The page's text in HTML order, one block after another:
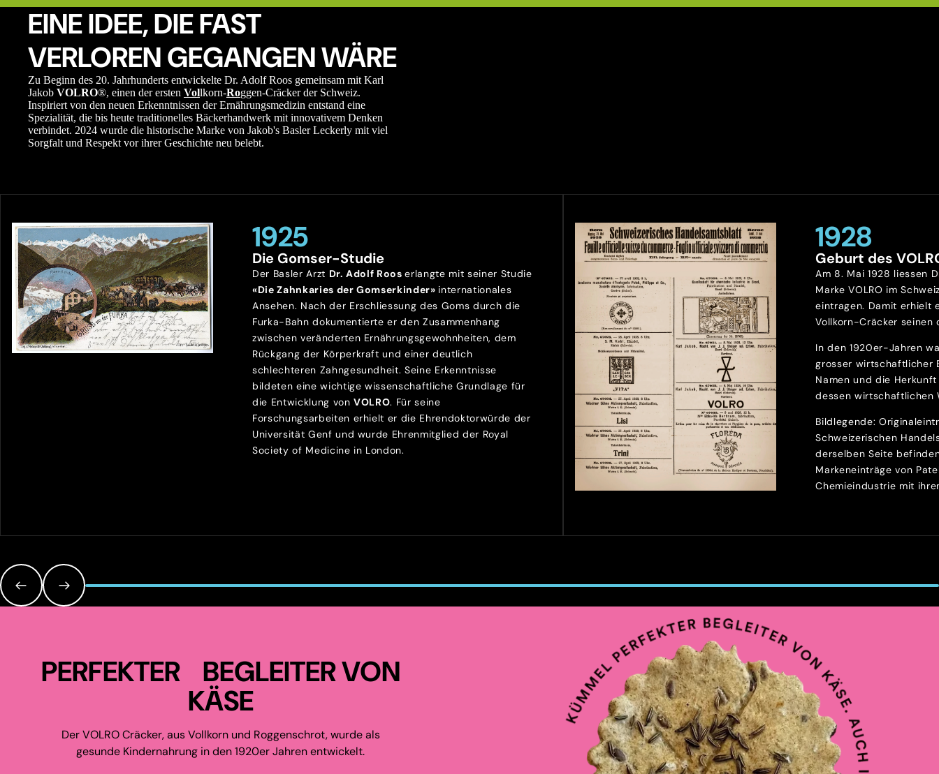
EINE IDEE, DIE FAST
VERLOREN GEGANGEN WÄRE
Zu Beginn des 20. Jahrhunderts entwickelte Dr. Adolf Roos gemeinsam mit Karl
Jakob VOLRO®, einen der ersten Vollkorn-Roggen-Cräcker der Schweiz.
Inspiriert von den neuen Erkenntnissen der Ernährungsmedizin entstand eine
Spezialität, die bis heute traditionelles Bäckerhandwerk mit innovativem Denken
verbindet. 2024 wurde die historische Marke von Jakob's Basler Leckerly mit viel
Sorgfalt und Respekt vor ihrer Geschichte neu belebt.
1925
Die Gomser-Studie
Der Basler Arzt Dr. Adolf Rooserlangte mit seiner Studie
«Die Zahnkaries der Gomserkinder» internationales
Ansehen. Nach der Erschliessung des Goms durch die
Furka-Bahn dokumentierte er den Zusammenhang
zwischen veränderten Ernährungsgewohnheiten, dem
Rückgang der Körperkraft und einer deutlich
schlechteren Zahngesundheit. Seine Erkenntnisse
bildeten eine wichtige wissenschaftliche Grundlage für
die Entwicklung vonVOLRO. Für seine
Forschungsarbeiten erhielt er die Ehrendoktorwürde der
Universität Genf und wurde Ehrenmitglied der Royal
Society of Medicine in London.
1928
Geburt des
Am 8. Mai 1928 liessen
Marke VOLRO im
eintragen. Damit erhielt
Vollkorn-Cräcker seinen
In den 1920er-Jahren
grosser wirtschaftlicher
Namen und die
dessen wirtschaftlichen
Bildlegende:
Schweizerischen
derselben Seite
Markeneinträge von
Chemieindustrie mit
PERFEKTER BEGLEITER VON
KÄSE
Der VOLRO Cräcker, aus Vollkorn und Roggenschrot, wurde als
gesunde Kindernahrung in den 1920er Jahren entwickelt.